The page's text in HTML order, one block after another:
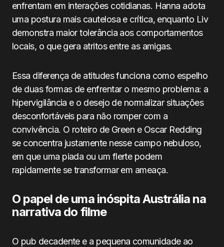
enfrentam em interações cotidianas. Hanna adota
uma postura mais cautelosa e crítica, enquanto Liv
demonstra maior tolerância aos comportamentos
locais, o que gera atritos entre as amigas.
Essa diferença de atitudes funciona como espelho
de duas formas de enfrentar o mesmo problema: a
hipervigilância e o desejo de normalizar situações
desconfortáveis para não romper com a
convivência. O roteiro de Green e Oscar Redding
se concentra justamente nesse campo nebuloso,
em que uma piada ou um flerte podem
rapidamente se transformar em ameaça.
O papel de uma inóspita Austrália na
narrativa do filme
O pub decadente e a pequena comunidade ao